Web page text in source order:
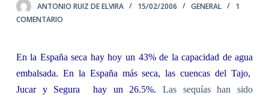
o
e
n
ANTONIO RUIZ DE ELVIRA 15/02/2006 GENERAL
1
COMENTARIO
En la España seca hay hoy un 43% de la capacidad de agua
embalsada. En la España más seca, las cuencas del Tajo,
Jucar y Segura
hay un 26.5%. Las sequías han sido